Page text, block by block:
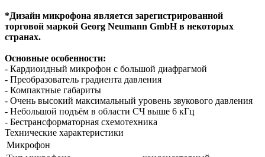
*Дизайн микрофона является зарегистрированной
торговой маркой Georg Neumann GmbH в некоторых
странах.
Основные особенности:
- Кардиоидный микрофон с большой диафрагмой
- Преобразователь градиента давления
- Компактные габариты
- Очень высокий максимальный уровень звукового давления
- Небольшой подъём в области СЧ выше 6 кГц
- Бестрансформаторная схемотехника
Технические характеристики
Микрофон